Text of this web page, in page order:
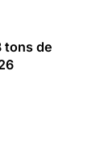
tons de